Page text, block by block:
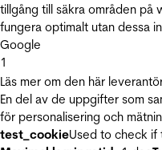
tillgång till säkra områden på
fungera optimalt utan dessa
Google
1
Läs mer om den här
En del av de uppgifter som
för personalisering och
test_cookieUsed to check